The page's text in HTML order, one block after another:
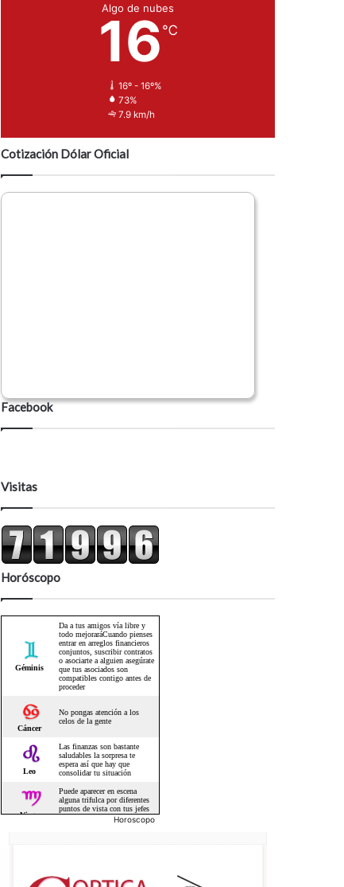
Algo de nubes
16 ℃
16º - 16º%
73%
7.9 km/h
Cotización Dólar Oficial
Facebook
Visitas
Horóscopo
Horoscopo